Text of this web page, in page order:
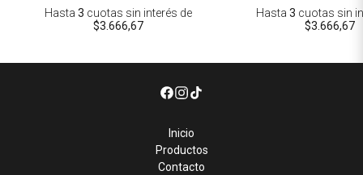
Hasta 3 cuotas sin interés de
$3.666,67
Hasta 3 cuotas sin
$3.666,67
Inicio
Productos
Contacto